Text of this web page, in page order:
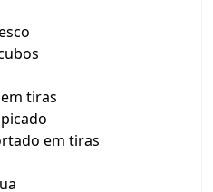
tiras
em tiras